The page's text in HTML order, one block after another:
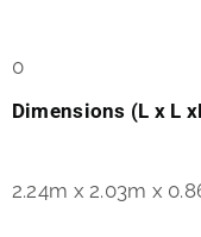
0
Dimensions (L x L
2.24m x 2.03m x